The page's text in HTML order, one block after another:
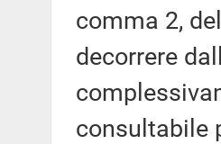
comma 2,
decorrere
consultabile